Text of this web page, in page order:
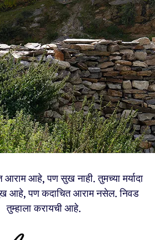
आराम आहे, पण सुख नाही. तुमच्या मर्यादा
आहे, पण कदाचित आराम नसेल. निवड
तुम्हाला करायची आहे.